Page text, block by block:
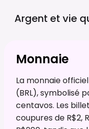
Argent et vie
Monnaie
La monnaie
(BRL), symbolisé
centavos. Les
coupures de R$2,